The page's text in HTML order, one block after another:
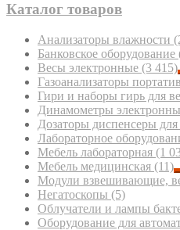
Каталог товаров
Анализаторы влажности
Банковское оборудование
Весы электронные (3 415)
Газоанализаторы
Гири и наборы гирь для
Динамометры
Дозаторы диспенсеры для
Лабораторное
Мебель лабораторная (1
Мебель медицинская (11)
Модули взвешивающие,
Негатоскопы (5)
Облучатели и лампы
Оборудование для